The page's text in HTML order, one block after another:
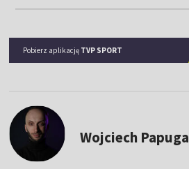
Pobierz aplikację TVP SPORT
Wojciech Papuga